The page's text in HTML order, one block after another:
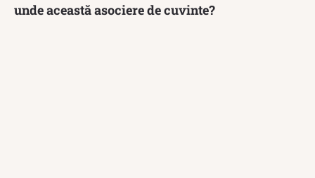
unde această asociere de cuvinte?